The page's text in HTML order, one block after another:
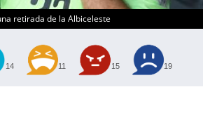
retirada de la Albiceleste
14 11 15 19